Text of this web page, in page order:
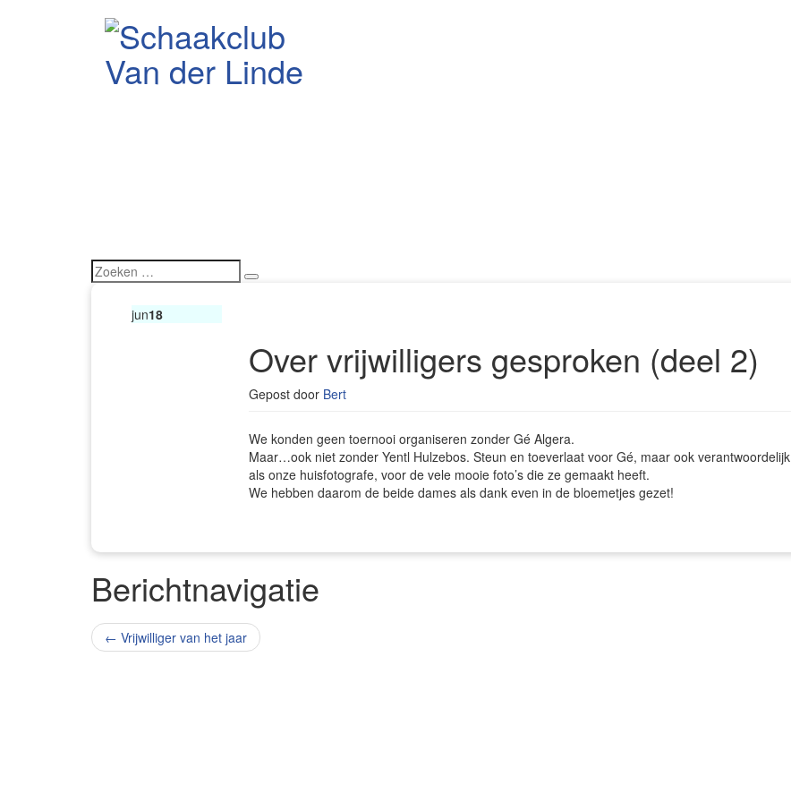
jun18
Over vrijwilligers gesproken (deel 2)
Gepost door Bert
We konden geen toernooi organiseren zonder Gé Algera.
Maar…ook niet zonder Yentl Hulzebos. Steun en toeverlaat voor Gé, maar ook verantwoordelijk
als onze huisfotografe, voor de vele mooie foto’s die ze gemaakt heeft.
We hebben daarom de beide dames als dank even in de bloemetjes gezet!
Berichtnavigatie
← Vrijwilliger van het jaar